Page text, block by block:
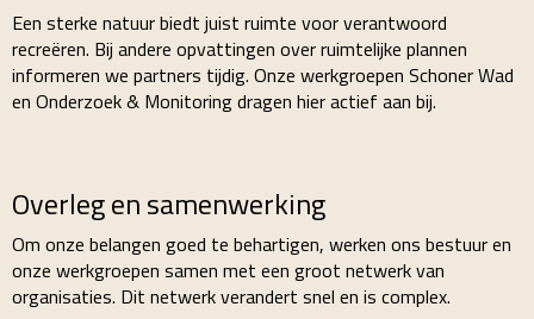
Een sterke natuur biedt juist ruimte voor verantwoord
recreëren. Bij andere opvattingen over ruimtelijke plannen
informeren we partners tijdig. Onze werkgroepen Schoner Wad
en Onderzoek & Monitoring dragen hier actief aan bij.
Overleg en samenwerking
Om onze belangen goed te behartigen, werken ons bestuur en
onze werkgroepen samen met een groot netwerk van
organisaties. Dit netwerk verandert snel en is complex.